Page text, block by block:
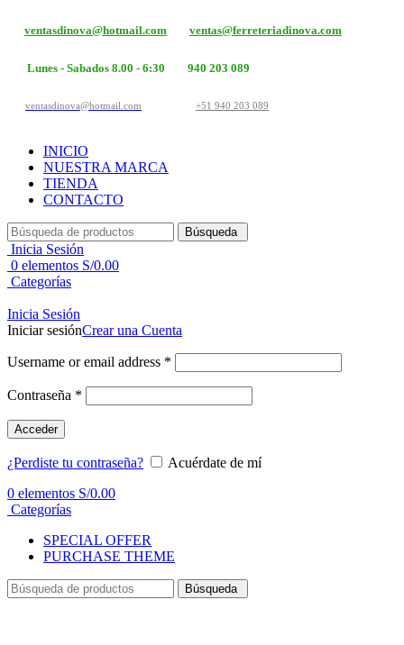
ventasdinova@hotmail.com ventas@ferreteriadinova.com
Lunes - Sabados 8.00 - 6:30 940 203 089
ventasdinova@hotmail.com +51 940 203 089
INICIO
NUESTRA MARCA
TIENDA
CONTACTO
Búsqueda
Inicia Sesión
0 elementos S/0.00
Categorías
Inicia Sesión
Iniciar sesiónCrear una Cuenta
Username or email address *
Contraseña *
Acceder
¿Perdiste tu contraseña?
Acuérdate de mí
0 elementos S/0.00
Categorías
SPECIAL OFFER
PURCHASE THEME
Búsqueda